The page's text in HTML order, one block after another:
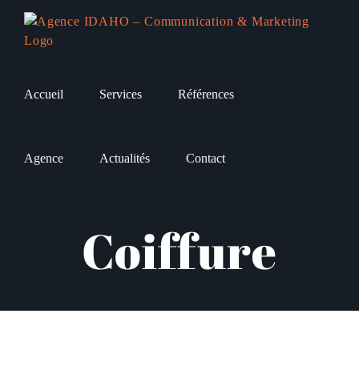
contenu
Accueil Services Références
Agence Actualités Contact
Coiffure